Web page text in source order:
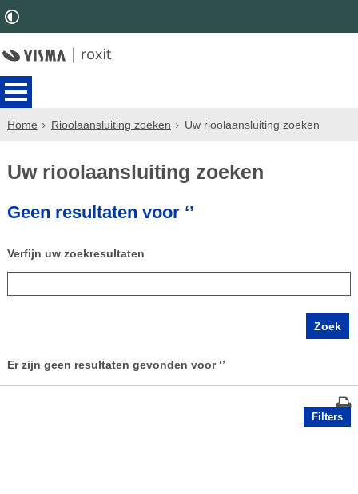
Home Rioolaansluiting zoeken Uw rioolaansluiting zoeken
Uw rioolaansluiting zoeken
Geen resultaten voor ‘’
Verfijn uw zoekresultaten
Er zijn geen resultaten gevonden voor ‘’
Filters